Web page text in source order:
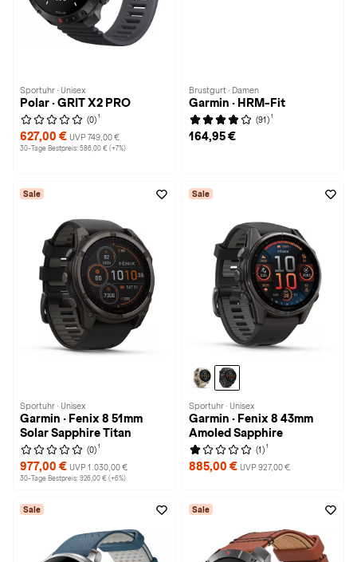
Sportuhr · Unisex
Polar · GRIT X2 PRO
(0) 1
627,00 € UVP 749,00 €
30-Tage Bestpreis: 586,00 € (+7%)
Brustgurt · Damen
Garmin · HRM-Fit
(91) 1
164,95 €
Sale
Sportuhr · Unisex
Garmin · Fenix 8 51mm
Solar Sapphire Titan
(0) 1
977,00 € UVP 1.030,00 €
30-Tage Bestpreis: 926,00 € (+6%)
Sale
Sportuhr · Unisex
Garmin · Fenix 8 43mm
Amoled Sapphire
(1) 1
885,00 € UVP 927,00 €
Sale Sale